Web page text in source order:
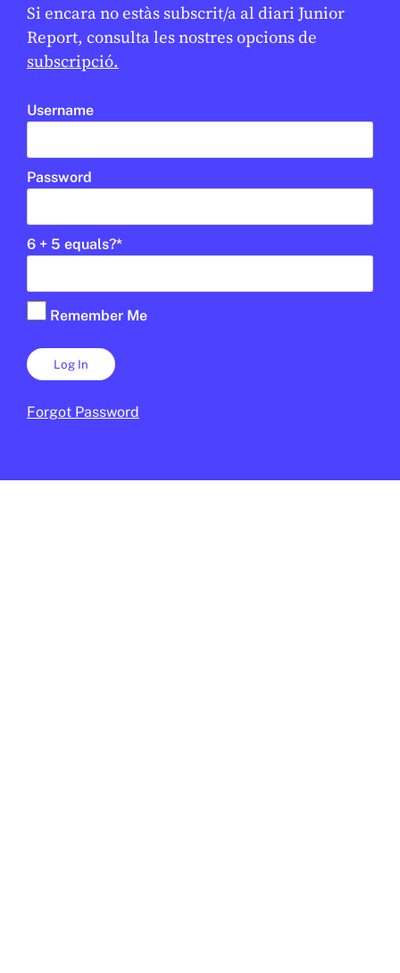
Si encara no estàs subscrit/a al diari Junior
Report, consulta les nostres opcions de
subscripció.
Username
Password
6 + 5 equals?*
Remember Me
Forgot Password
RED
Què vols ser de gran?
CALLDETENES
CICLE SUPERIOR DE PRIMÀRIA
CICLE SUPERIOR DE PRIMÀRIA